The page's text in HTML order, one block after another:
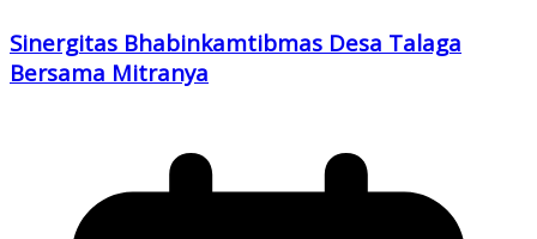
Sinergitas Bhabinkamtibmas Desa Talaga
Bersama Mitranya